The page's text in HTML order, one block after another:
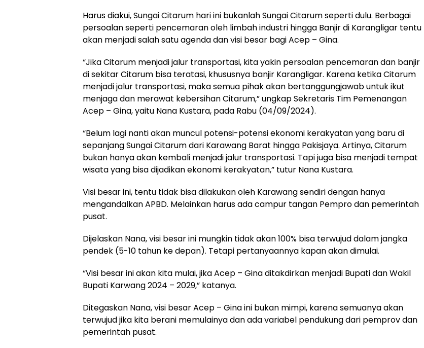
Harus diakui, Sungai Citarum hari ini bukanlah Sungai Citarum seperti dulu. Berbagai
persoalan seperti pencemaran oleh limbah industri hingga Banjir di Karangligar tentu
akan menjadi salah satu agenda dan visi besar bagi Acep – Gina.
“Jika Citarum menjadi jalur transportasi, kita yakin persoalan pencemaran dan banjir
di sekitar Citarum bisa teratasi, khususnya banjir Karangligar. Karena ketika Citarum
menjadi jalur transportasi, maka semua pihak akan bertanggungjawab untuk ikut
menjaga dan merawat kebersihan Citarum,” ungkap Sekretaris Tim Pemenangan
Acep – Gina, yaitu Nana Kustara, pada Rabu (04/09/2024).
“Belum lagi nanti akan muncul potensi-potensi ekonomi kerakyatan yang baru di
sepanjang Sungai Citarum dari Karawang Barat hingga Pakisjaya. Artinya, Citarum
bukan hanya akan kembali menjadi jalur transportasi. Tapi juga bisa menjadi tempat
wisata yang bisa dijadikan ekonomi kerakyatan,” tutur Nana Kustara.
Visi besar ini, tentu tidak bisa dilakukan oleh Karawang sendiri dengan hanya
mengandalkan APBD. Melainkan harus ada campur tangan Pempro dan pemerintah
pusat.
Dijelaskan Nana, visi besar ini mungkin tidak akan 100% bisa terwujud dalam jangka
pendek (5-10 tahun ke depan). Tetapi pertanyaannya kapan akan dimulai.
“Visi besar ini akan kita mulai, jika Acep – Gina ditakdirkan menjadi Bupati dan Wakil
Bupati Karwang 2024 – 2029,” katanya.
Ditegaskan Nana, visi besar Acep – Gina ini bukan mimpi, karena semuanya akan
terwujud jika kita berani memulainya dan ada variabel pendukung dari pemprov dan
pemerintah pusat.